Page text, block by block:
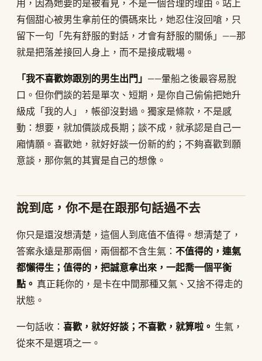
用，因為她要的是被看見，不是一個合理的理由。站上
有個甜心被男生拿前任的價碼來比，她忍住沒回嗆，只
留下一句「先有舒服的對話，才會有舒服的關係」——那
就是把落差接回人身上，而不是接成戰場。
「我不喜歡妳跟別的男生出門」 ——暈船之後最容易脫
口。但你們談的若是單次、短期，是你自己偷偷把她升
級成「我的人」，帳卻沒對過。獨家是條款，不是感
動：想要，就加價談成長期；談不成，就承認是自己一
廂情願。喜歡她，就好好談一份新的約；不夠喜歡到願
意談，那你氣的其實是自己的想像。
說到底，你不是在跟那句話過不去
你只是還沒想清楚，這個人到底值不值得。想清楚了，
答案永遠是那兩個，兩個都不含生氣： 不值得的，連氣
都懶得生；值得的，把誠意拿出來，一起喬一個平衡
點。 真正耗你的，是卡在中間那種又氣、又捨不得走的
狀態。
一句話收： 喜歡，就好好談；不喜歡，就算啦。 生氣，
從來不是選項之一。